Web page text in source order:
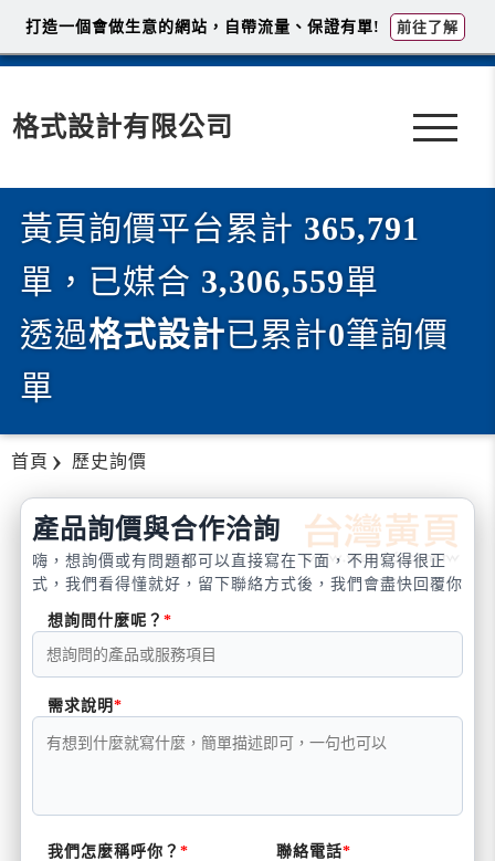
格式設計有限公司
黃頁詢價平台累計 365,791
單，已媒合 3,306,559單
透過格式設計已累計0筆詢價
單
首頁 歷史詢價
產品詢價與合作洽詢
嗨，想詢價或有問題都可以直接寫在下面，不用寫得很正
式，我們看得懂就好，留下聯絡方式後，我們會盡快回覆你
想詢問什麼呢？
需求說明
我們怎麼稱呼你？ 聯絡電話
打造一個會做生意的網站，自帶流量、保證有單! 前往了解